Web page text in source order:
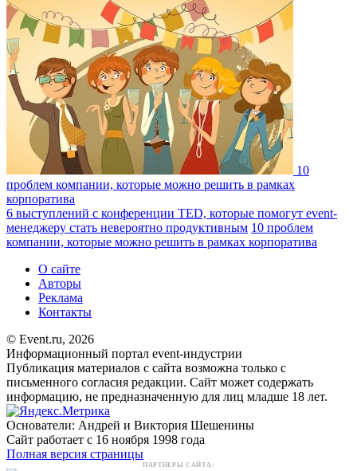
10
проблем компании, которые можно решить в рамках
корпоратива
6 выступлений с конференции TED, которые помогут event-
менеджеру стать невероятно продуктивным 10 проблем
компании, которые можно решить в рамках корпоратива
О сайте
Авторы
Реклама
Контакты
© Event.ru, 2026
Информационный портал event-индустрии
Публикация материалов с сайта возможна только с
письменного согласия редакции. Сайт может содержать
информацию, не предназначенную для лиц младше 18 лет.
Основатели: Андрей и Виктория Шешенины
Сайт работает с 16 ноября 1998 года
Полная версия страницы
ПАРТНЕРЫ САЙТА: